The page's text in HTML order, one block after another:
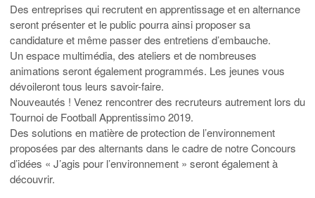
Des entreprises qui recrutent en apprentissage et en alternance
seront présenter et le public pourra ainsi proposer sa
candidature et même passer des entretiens d’embauche.
Un espace multimédia, des ateliers et de nombreuses
animations seront également programmés. Les jeunes vous
dévoileront tous leurs savoir-faire.
Nouveautés ! Venez rencontrer des recruteurs autrement lors du
Tournoi de Football Apprentissimo 2019.
Des solutions en matière de protection de l’environnement
proposées par des alternants dans le cadre de notre Concours
d’idées « J’agis pour l’environnement » seront également à
découvrir.